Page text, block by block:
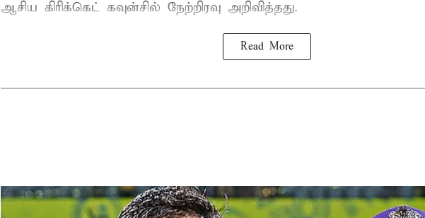
ஆசிய கிரிக்கெட் கவுன்சில் நேற்றிரவு அறிவித்தது.
Read More